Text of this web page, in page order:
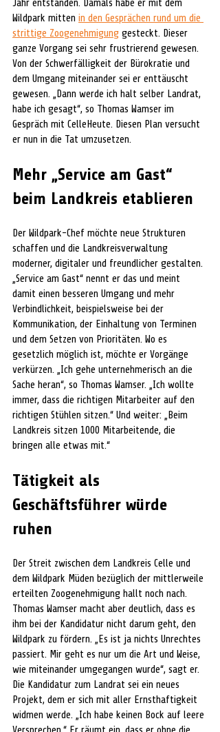
Jahr entstanden. Damals habe er mit dem
Wildpark mitten in den Gesprächen rund um die
strittige Zoogenehmigung gesteckt. Dieser
ganze Vorgang sei sehr frustrierend gewesen.
Von der Schwerfälligkeit der Bürokratie und
dem Umgang miteinander sei er enttäuscht
gewesen. „Dann werde ich halt selber Landrat,
habe ich gesagt“, so Thomas Wamser im
Gespräch mit CelleHeute. Diesen Plan versucht
er nun in die Tat umzusetzen.
Mehr „Service am Gast“
beim Landkreis etablieren
Der Wildpark-Chef möchte neue Strukturen
schaffen und die Landkreisverwaltung
moderner, digitaler und freundlicher gestalten.
„Service am Gast“ nennt er das und meint
damit einen besseren Umgang und mehr
Verbindlichkeit, beispielsweise bei der
Kommunikation, der Einhaltung von Terminen
und dem Setzen von Prioritäten. Wo es
gesetzlich möglich ist, möchte er Vorgänge
verkürzen. „Ich gehe unternehmerisch an die
Sache heran“, so Thomas Wamser. „Ich wollte
immer, dass die richtigen Mitarbeiter auf den
richtigen Stühlen sitzen.“ Und weiter: „Beim
Landkreis sitzen 1000 Mitarbeitende, die
bringen alle etwas mit.“
Tätigkeit als
Geschäftsführer würde
ruhen
Der Streit zwischen dem Landkreis Celle und
dem Wildpark Müden bezüglich der mittlerweile
erteilten Zoogenehmigung hallt noch nach.
Thomas Wamser macht aber deutlich, dass es
ihm bei der Kandidatur nicht darum geht, den
Wildpark zu fördern. „Es ist ja nichts Unrechtes
passiert. Mir geht es nur um die Art und Weise,
wie miteinander umgegangen wurde“, sagt er.
Die Kandidatur zum Landrat sei ein neues
Projekt, dem er sich mit aller Ernsthaftigkeit
widmen werde. „Ich habe keinen Bock auf leere